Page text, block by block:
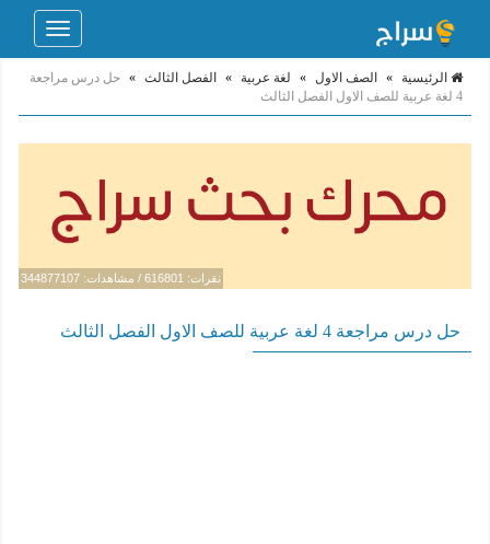
Toggle
الرئيسية » الصف الاول » لغة عربية » الفصل الثالث » حل درس مراجعة
4 لغة عربية للصف الاول الفصل الثالث
نقرات: 616801 / مشاهدات: 344877107
حل درس مراجعة 4 لغة عربية للصف الاول الفصل الثالث